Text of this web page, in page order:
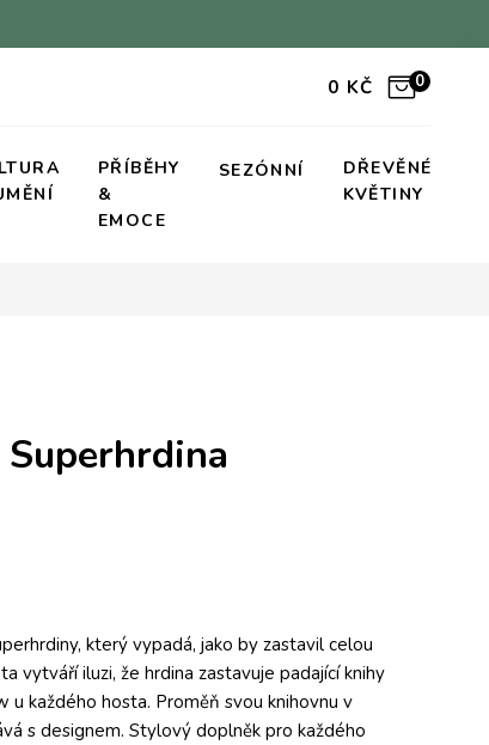
0 KČ 0
PŘÍBĚHY
&
EMOCE
SEZÓNNÍ
DŘEVĚNÉ
KVĚTINY
který vypadá, jako by zastavil celou
vytváří iluzi, že hrdina zastavuje padající knihy
každého hosta. Proměň svou knihovnu v
s designem. Stylový doplněk pro každého